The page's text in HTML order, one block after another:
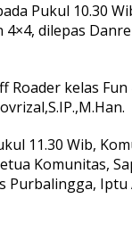
Pukul 10.30
dilepas
Roader kelas
11.30 Wib,
Komunitas,
Purbalingga, Iptu